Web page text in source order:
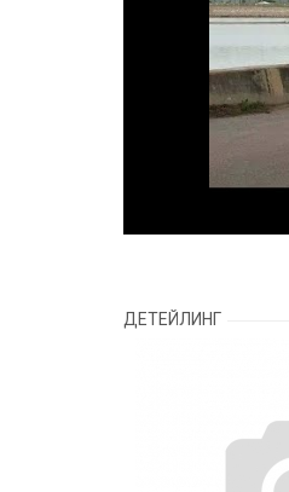
ДЕТЕЙЛИНГ